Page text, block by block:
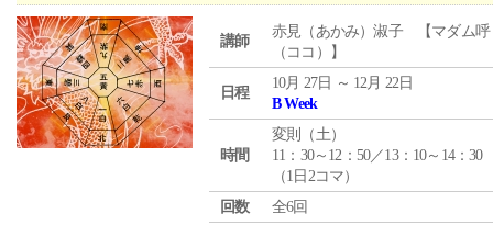
講師
赤見（あかみ）淑子 【マダム呼
（ココ）】
日程
10月 27日 ～ 12月 22日
B Week
時間
変則（土）
11：30～12：50／13：10～14：30
（1日2コマ）
回数
全6回